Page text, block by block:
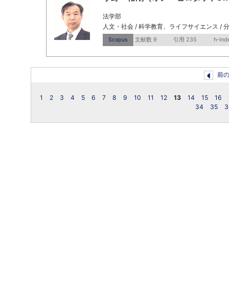
法学部
人文・社会 / 科学教育、ライフサイエンス /
Scopus 文献数 9 引用 235 h-
前
1 2 3 4 5 6 7 8 9 10 11 12 13 14 15 16
34
35